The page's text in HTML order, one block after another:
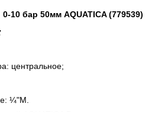
10 бар 50мм AQUATICA (779539)
центральное;
¼"М.